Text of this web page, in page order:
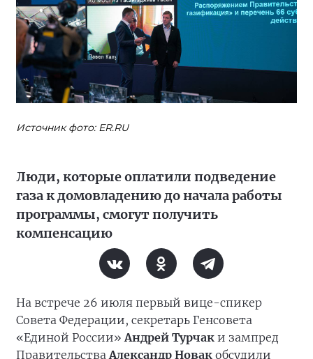
Источник фото: ER.RU
Люди, которые оплатили подведение
газа к домовладению до начала работы
программы, смогут получить
компенсацию
На встрече 26 июля первый вице-спикер
Совета Федерации, секретарь Генсовета
«Единой России»Андрей Турчак и зампред
ПравительстваАлександр Новак обсудили